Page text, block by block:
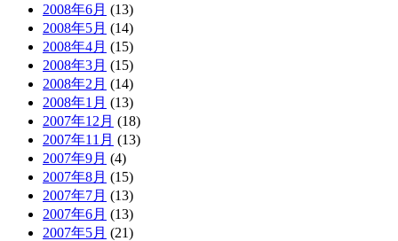
2008年6月 (13)
2008年5月 (14)
2008年4月 (15)
2008年3月 (15)
2008年2月 (14)
2008年1月 (13)
2007年12月 (18)
2007年11月 (13)
2007年9月 (4)
2007年8月 (15)
2007年7月 (13)
2007年6月 (13)
2007年5月 (21)